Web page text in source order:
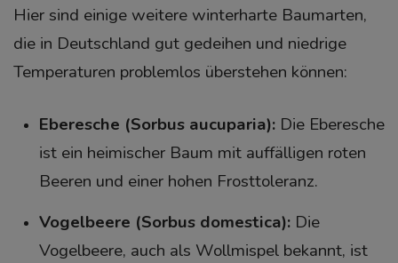
Hier sind einige weitere winterharte Baumarten,
die in Deutschland gut gedeihen und niedrige
Temperaturen problemlos überstehen können:
Eberesche (Sorbus aucuparia):Die Eberesche
ist ein heimischer Baum mit auffälligen roten
Beeren und einer hohen Frosttoleranz.
Vogelbeere (Sorbus domestica):Die
Vogelbeere, auch als Wollmispel bekannt, ist